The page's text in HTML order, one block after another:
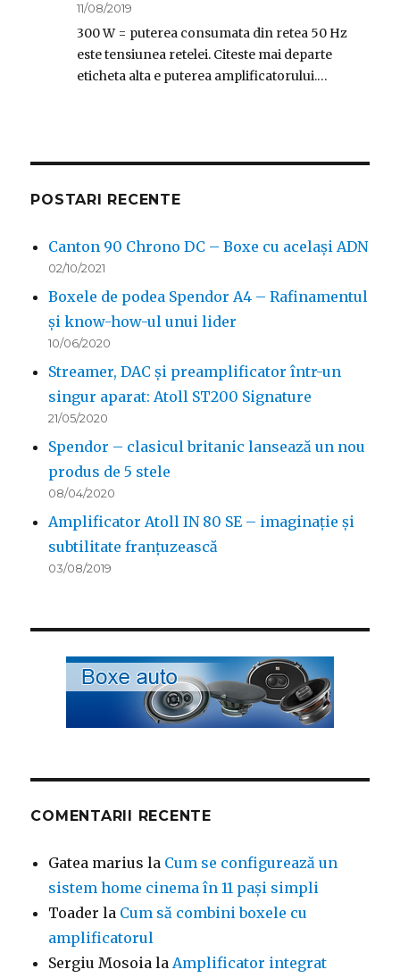
11/08/2019
300 W = puterea consumata din retea 50 Hz
este tensiunea retelei. Citeste mai departe
eticheta alta e puterea amplificatorului.…
POSTARI RECENTE
Canton 90 Chrono DC – Boxe cu același ADN
02/10/2021
Boxele de podea Spendor A4 – Rafinamentul
și know-how-ul unui lider
10/06/2020
Streamer, DAC și preamplificator într-un
singur aparat: Atoll ST200 Signature
21/05/2020
Spendor – clasicul britanic lansează un nou
produs de 5 stele
08/04/2020
Amplificator Atoll IN 80 SE – imaginație și
subtilitate franțuzească
03/08/2019
COMENTARII RECENTE
Gatea marius la Cum se configurează un
sistem home cinema în 11 pași simpli
Toader la Cum să combini boxele cu
amplificatorul
Sergiu Mosoia laAmplificator integrat